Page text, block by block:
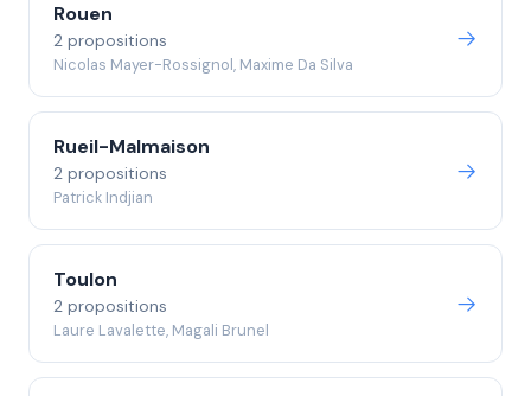
Rouen
2 propositions
Nicolas Mayer-Rossignol, Maxime Da Silva
Rueil-Malmaison
2 propositions
Patrick Indjian
Toulon
2 propositions
Laure Lavalette, Magali Brunel